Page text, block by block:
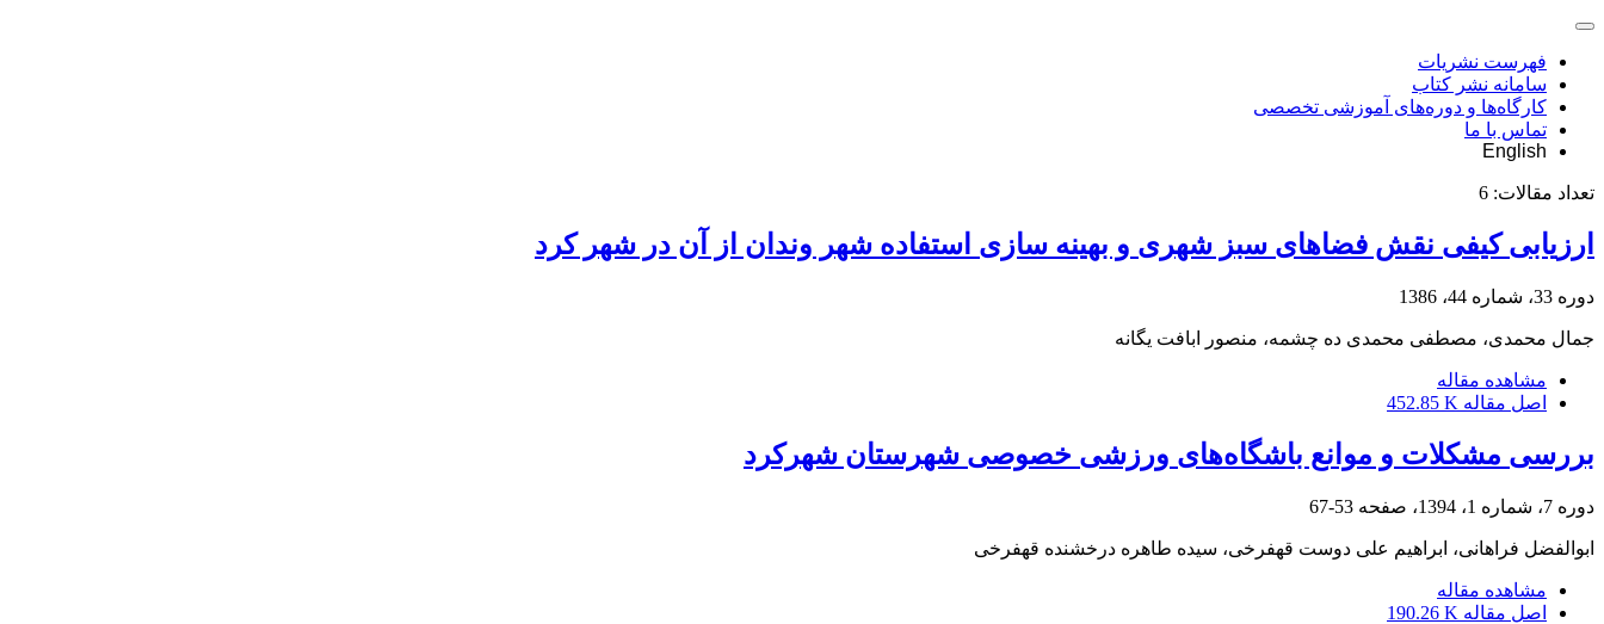
فهرست نشریات
سامانه نشر کتاب
کارگاه‌ها و دوره‌های آموزشی تخصصی
تماس با ما
English
تعداد مقالات: 6
ارزیابی کیفی نقش فضاهای سبز شهری و بهینه سازی استفاده شهر وندان از آن در شهر کرد
دوره 33، شماره 44، 1386
جمال محمدی، مصطفی محمدی ده چشمه، منصور ابافت یگانه
مشاهده مقاله
اصل مقاله 452.85 K
بررسی مشکلات و موانع باشگاه‌های ورزشی خصوصی شهرستان شهرکرد
دوره 7، شماره 1، 1394، صفحه 53-67
ابوالفضل فراهانی، ابراهیم علی دوست قهفرخی، سیده طاهره درخشنده قهفرخی
مشاهده مقاله
اصل مقاله 190.26 K